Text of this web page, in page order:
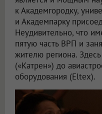
к Академгородку,
и Академпарку
Неудивительно, что
пятую часть ВРП и
жителю региона.
(«Катрен») до
оборудования (Eltex).